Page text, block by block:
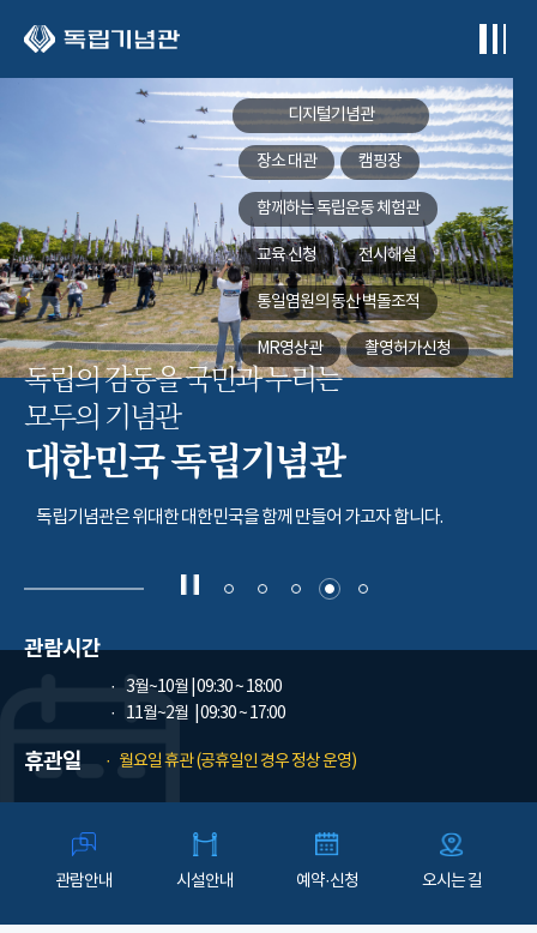
디지털기념관
장소 대관 캠핑장
함께하는독립운동 체험관
교육 신청 전시해설
통일염원의 동산벽돌조적
MR영상관 촬영허가신청
독립의 감동을 국민과 누리는
모두의 기념관
대한민국 독립기념관
독립기념관은 위대한 대한민국을 함께 만들어 가고자 합니다.
관람시간
3월~10월 | 09:30 ~ 18:00
11월~2월
| 09:30 ~ 17:00
휴관일 월요일 휴관 (공휴일인 경우 정상 운영)
관람안내 시설안내 예약·신청 오시는 길